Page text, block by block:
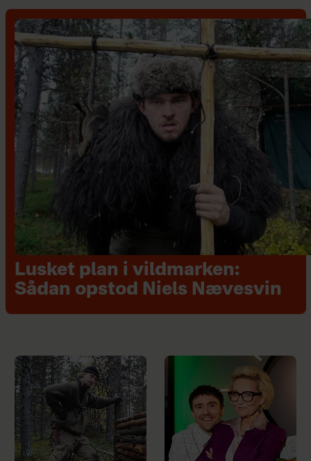
Lusket plan i vildmarken:
Sådan opstod Niels Nævesvin